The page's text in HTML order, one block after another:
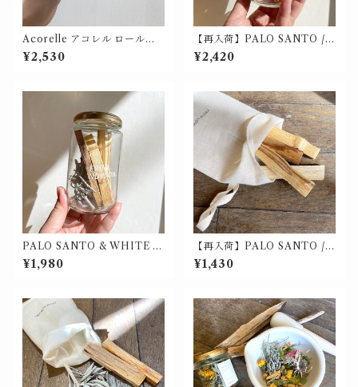
Acorelle アコレル ロールオ
ンフレグランス 10ml【オーガ
ニック】
¥2,530
【再入荷】PALO SANTO /
パロサントの瓶詰 50g入
¥2,420
PALO SANTO & WHITE S
AGE / パロサントとホワイト
セージの瓶詰
¥1,980
【再入荷】PALO SANTO /
パロサント サシェ 30g入
¥1,430